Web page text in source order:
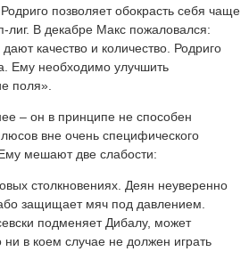
позволяет обокрасть себя чаще
лиг. В декабре Макс пожаловался:
качество и количество. Родриго
Ему необходимо улучшить
поля».
– он в принципе не способен
вне очень специфического
Ему мешают две слабости:
столкновениях. Деян неуверенно
защищает мяч под давлением.
подменяет Дибалу, может
ни в коем случае не должен играть